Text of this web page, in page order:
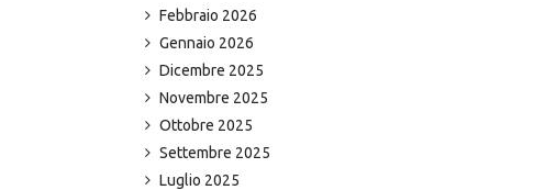
Febbraio 2026
Gennaio 2026
Dicembre 2025
Novembre 2025
Ottobre 2025
Settembre 2025
Luglio 2025